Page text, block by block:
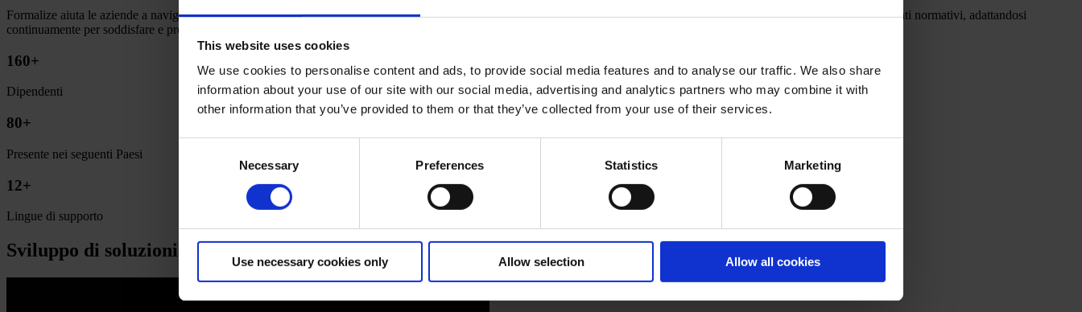
This website uses cookies
We use cookies to personalise content and ads, to provide social media features and to analyse our traffic. We also share
information about your use of our site with our social media, advertising and analytics partners who may combine it with
other information that you’ve provided to them or that they’ve collected from your use of their services.
Necessary Preferences Statistics Marketing
Use necessary cookies only Allow selection Allow all cookies
Formalize aiuta le aziende a navigare facilmente e a rimanere all'avanguardia nel panorama in continua evoluzione della compliance. La nostra piattaforma si adatta ai cambiamenti normativi, adattandosi
continuamente per soddisfare e prevedere le esigenze in evoluzione dei nostri utenti, garantendo che le aziende rimangano conformi e fiduciose nelle loro operazioni.
160+
Dipendenti
80+
Presente nei seguenti Paesi
12+
Lingue di supporto
Sviluppo di soluzioni di compliance leader del mercato che supportano più di 5.000.000 dipendenti